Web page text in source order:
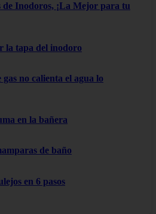
de Inodoros, ¡La Mejor para tu
la tapa del inodoro
no calienta el agua lo
en la bañera
de baño
en 6 pasos